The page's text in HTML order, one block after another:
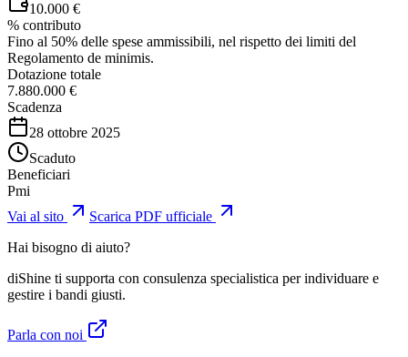
10.000 €
% contributo
Fino al 50% delle spese ammissibili, nel rispetto dei limiti del
Regolamento de minimis.
Dotazione totale
7.880.000 €
Scadenza
28 ottobre 2025
Scaduto
Beneficiari
Pmi
Vai al sito
Scarica PDF ufficiale
Hai bisogno di aiuto?
diShine ti supporta con consulenza specialistica per individuare e
gestire i bandi giusti.
Parla con noi